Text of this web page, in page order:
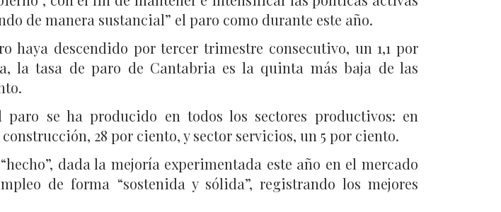
de manera sustancial” el paro como durante este año.
haya descendido por tercer trimestre consecutivo, un 1,1 por
la tasa de paro de Cantabria es la quinta más baja de las
se ha producido en todos los sectores productivos: en
28 por ciento, y sector servicios, un 5 por ciento.
dada la mejoría experimentada este año en el mercado
de forma “sostenida y sólida”, registrando los mejores